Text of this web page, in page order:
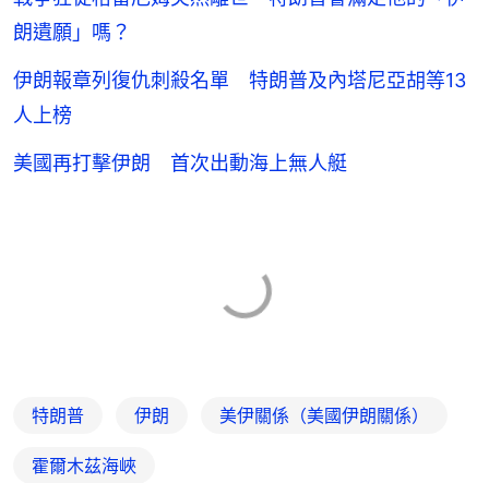
朗遺願」嗎？
伊朗報章列復仇刺殺名單 特朗普及內塔尼亞胡等13
人上榜
美國再打擊伊朗 首次出動海上無人艇
特朗普 伊朗 美伊關係（美國伊朗關係）
霍爾木茲海峽